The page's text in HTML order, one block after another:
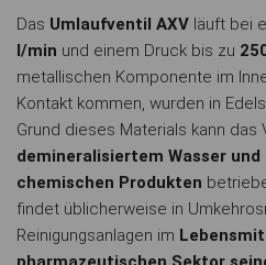
Das Umlaufventil AXV läuft bei
l/min und einem Druck bis zu
metallischen Komponente im
Kontakt kommen, wurden in
Grund dieses Materials kann das
demineralisiertem Wasser
chemischen Produkten
findet üblicherweise in
Reinigungsanlagen im